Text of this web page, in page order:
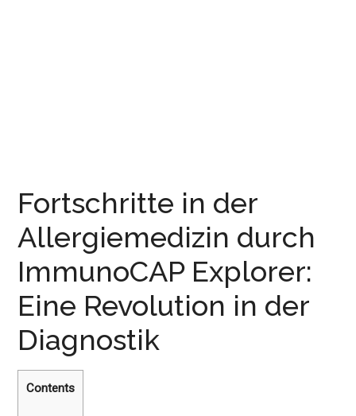
Fortschritte in der
Allergiemedizin durch
ImmunoCAP Explorer:
Eine Revolution in der
Diagnostik
Contents